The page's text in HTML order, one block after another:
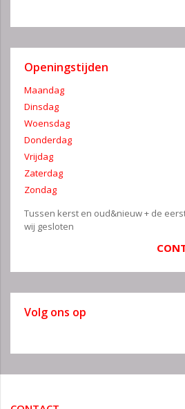
Openingstijden
Maandag
Dinsdag
Woensdag
Donderdag
Vrijdag
Zaterdag
Zondag
Tussen kerst en oud&nieuw + de
wij gesloten
Volg ons op